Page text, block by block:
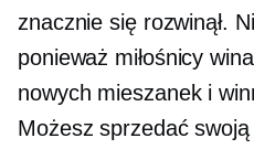
znacznie się rozwinął.
ponieważ miłośnicy
nowych mieszanek i
Możesz sprzedać